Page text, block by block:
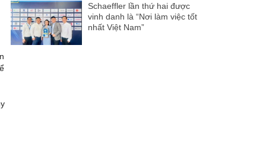
Schaeffler lần thứ hai được
vinh danh là “Nơi làm việc tốt
nhất Việt Nam”